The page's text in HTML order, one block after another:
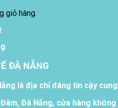
giỏ hàng.
ĐÀ NẴNG
là địa chỉ đáng tin cậy
Đà Nẵng, cửa hàng